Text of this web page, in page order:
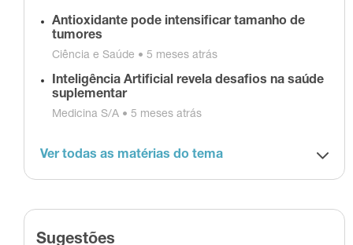
Antioxidante pode intensificar tamanho de
tumores
Ciência e Saúde • 5 meses atrás
Inteligência Artificial revela desafios na saúde
suplementar
Medicina S/A • 5 meses atrás
Ver todas as matérias do tema
Sugestões